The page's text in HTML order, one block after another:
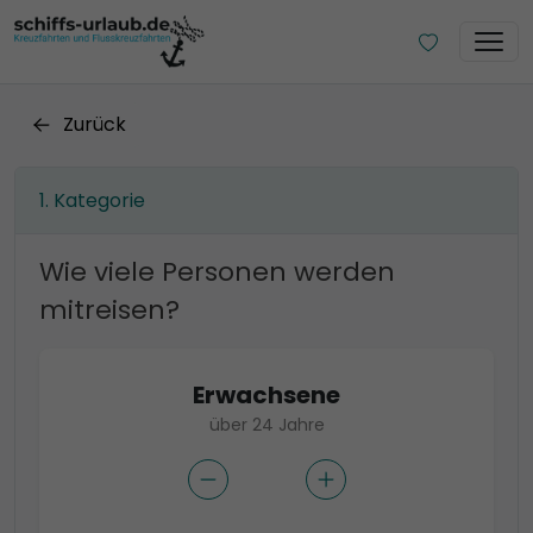
Zurück
Kategorie
Wie viele Personen werden
mitreisen?
Erwachsene
über 24 Jahre